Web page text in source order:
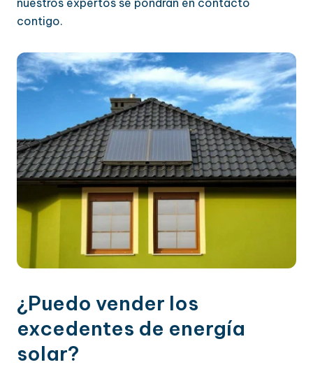
nuestros expertos se pondrán en contacto
contigo.
¿Puedo vender los
excedentes de energía
solar?